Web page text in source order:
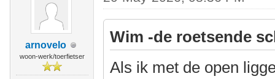
arnovelo
woon-werk/toerfietser
Wim -de roetsende
Als ik met de open